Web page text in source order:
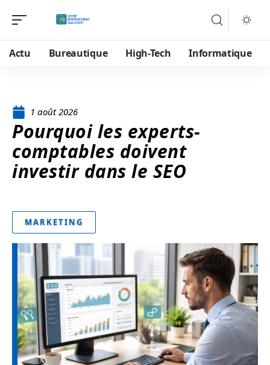
Actu Bureautique High-Tech Informatique
1 août 2026
Pourquoi les experts-
comptables doivent
investir dans le SEO
MARKETING